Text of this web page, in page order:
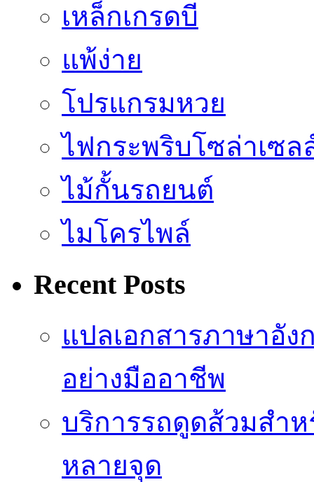
เหล็กเกรดบี
แพ้ง่าย
โปรแกรมหวย
ไฟกระพริบโซล่าเซล
ไม้กั้นรถยนต์
ไมโครไพล์
Recent Posts
แปลเอกสารภาษาอั
อย่างมืออาชีพ
บริการรถดูดส้วมสำ
หลายจุด